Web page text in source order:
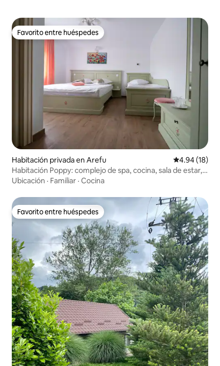
Favorito entre huéspedes
Favorito entre huéspedes
Habitación privada en Arefu Calificación
4.94 (18)
Habitación Poppy: complejo de spa, cocina, sala de estar,
zona de parrilla
Ubicación · Familiar · Cocina
Favorito entre huéspedes
Favorito entre huéspedes